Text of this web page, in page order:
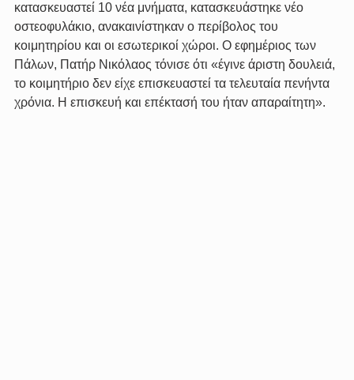
κατασκευαστεί 10 νέα μνήματα, κατασκευάστηκε νέο
οστεοφυλάκιο, ανακαινίστηκαν ο περίβολος του
κοιμητηρίου και οι εσωτερικοί χώροι. Ο εφημέριος των
Πάλων, Πατήρ Νικόλαος τόνισε ότι «έγινε άριστη δουλειά,
το κοιμητήριο δεν είχε επισκευαστεί τα τελευταία πενήντα
χρόνια. Η επισκευή και επέκτασή του ήταν απαραίτητη».